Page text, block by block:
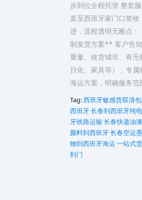
步到位全程托管 整套
直至西班牙家门口签
进，流程透明无断点
制发货方案** 客户告
重量、收货城市、有无
日化、家具等），专
海运方案，明确服务
Tag:西班牙敏感货双清
西班牙长春到西班牙纯
牙铁路运输长春快递油
颜料到西班牙长春空运
物到西班牙海运 一站式
到门